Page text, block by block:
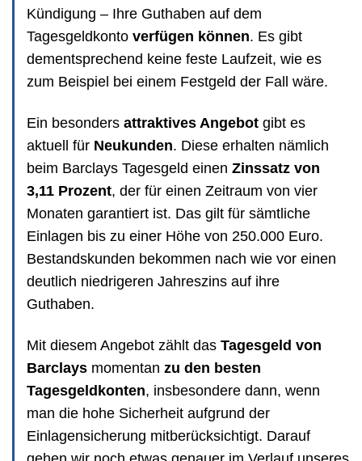
Kündigung – Ihre Guthaben auf dem
Tagesgeldkonto verfügen können. Es gibt
dementsprechend keine feste Laufzeit, wie es
zum Beispiel bei einem Festgeld der Fall wäre.
Ein besonders attraktives Angebot gibt es
aktuell für Neukunden. Diese erhalten nämlich
beim Barclays Tagesgeld einen Zinssatz von
3,11 Prozent, der für einen Zeitraum von vier
Monaten garantiert ist. Das gilt für sämtliche
Einlagen bis zu einer Höhe von 250.000 Euro.
Bestandskunden bekommen nach wie vor einen
deutlich niedrigeren Jahreszins auf ihre
Guthaben.
Mit diesem Angebot zählt das Tagesgeld von
Barclays momentan zu den besten
Tagesgeldkonten, insbesondere dann, wenn
man die hohe Sicherheit aufgrund der
Einlagensicherung mitberücksichtigt. Darauf